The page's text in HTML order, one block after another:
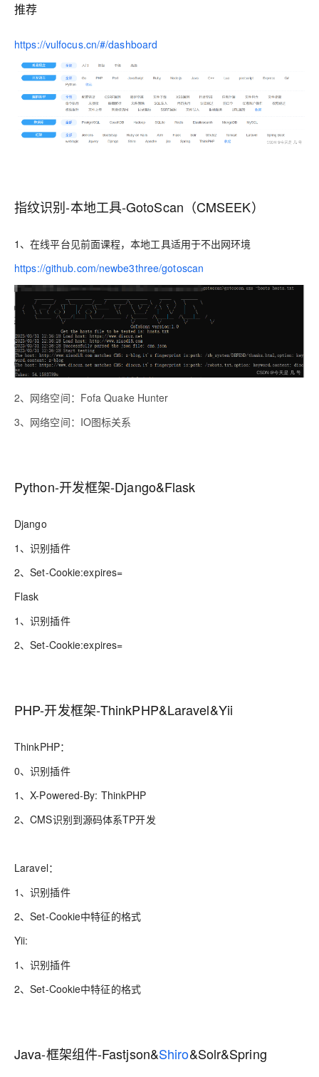
推荐
https://vulfocus.cn/#/dashboard
指纹识别-本地工具-GotoScan（CMSEEK）
1、在线平台见前面课程，本地工具适用于不出网环境
https://github.com/newbe3three/gotoscan
2、网络空间：Fofa Quake Hunter
3、网络空间：IO图标关系
Python-开发框架-Django&Flask
Django
1、识别插件
2、Set-Cookie:expires=
Flask
1、识别插件
2、Set-Cookie:expires=
PHP-开发框架-ThinkPHP&Laravel&Yii
ThinkPHP：
0、识别插件
1、X-Powered-By: ThinkPHP
2、CMS识别到源码体系TP开发
Laravel：
1、识别插件
2、Set-Cookie中特征的格式
Yii:
1、识别插件
2、Set-Cookie中特征的格式
Java-框架组件-Fastjson&Shiro&Solr&Spring